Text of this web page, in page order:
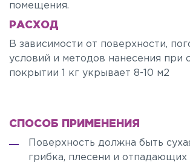
помещения.
РАСХОД
В зависимости от поверхности,
условий и методов нанесения при
покрытии 1 кг укрывает 8-10 м2
СПОСОБ ПРИМЕНЕНИЯ
Поверхность должна быть
грибка, плесени и отпадающих